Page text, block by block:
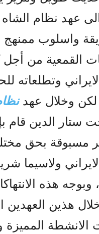
عهد نظام
واسلوب ممنهج
القمعية من
وتطلعاته
لکن وخلال عهد
ستار الدين قام
مسبوقة بحق
ولاسيما
وبوجه هذه
هذين العهدين
المميزة